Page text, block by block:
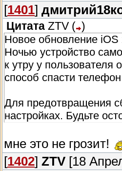
[1401]
Цитата ZTV ( )
Новое обновление
Ночью устройство
к утру у пользователя
способ спасти
Для предотвращения
настройках. Будьте
мне это не грозит!
[1402] ZTV [18